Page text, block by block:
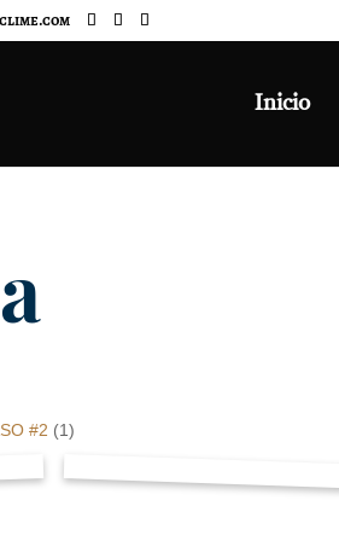
Inicio
#2 (1)